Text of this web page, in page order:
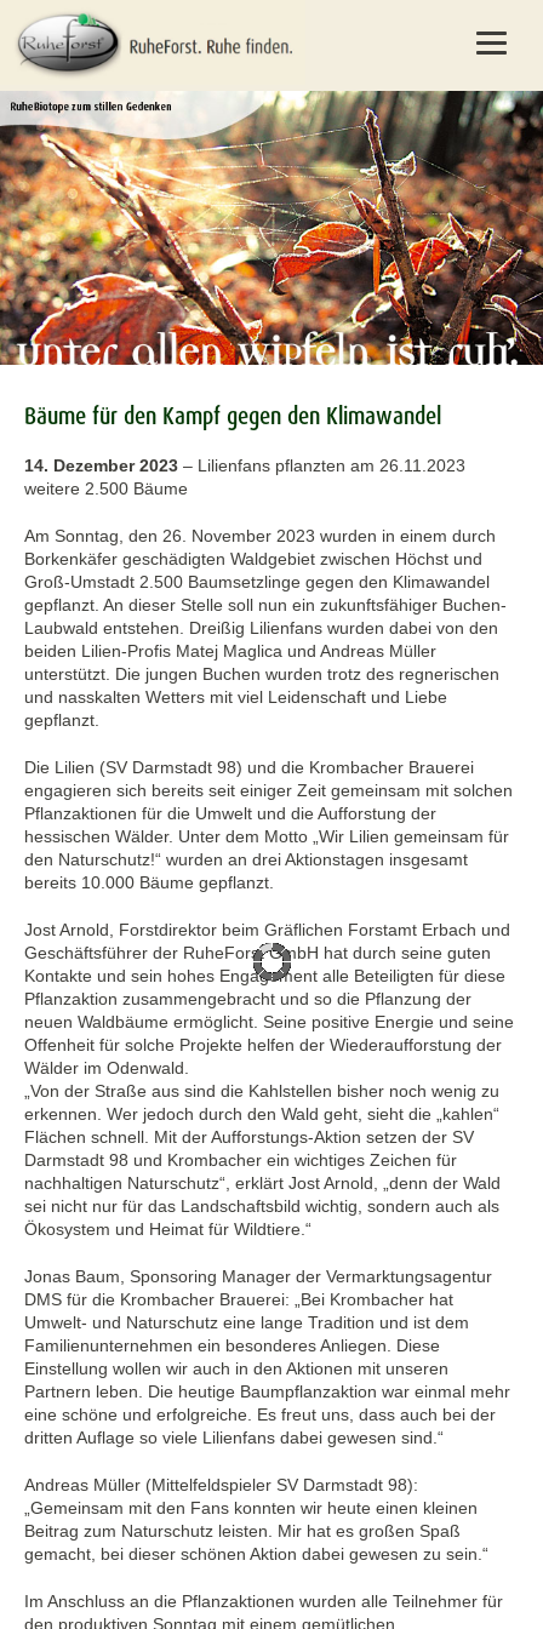
Bäume für den Kampf gegen den Klimawandel
14. Dezember 2023 – Lilienfans pflanzten am 26.11.2023
weitere 2.500 Bäume
Am Sonntag, den 26. November 2023 wurden in einem durch
Borkenkäfer geschädigten Waldgebiet zwischen Höchst und
Groß-Umstadt 2.500 Baumsetzlinge gegen den Klimawandel
gepflanzt. An dieser Stelle soll nun ein zukunftsfähiger Buchen-
Laubwald entstehen. Dreißig Lilienfans wurden dabei von den
beiden Lilien-Profis Matej Maglica und Andreas Müller
unterstützt. Die jungen Buchen wurden trotz des regnerischen
und nasskalten Wetters mit viel Leidenschaft und Liebe
gepflanzt.
Die Lilien (SV Darmstadt 98) und die Krombacher Brauerei
engagieren sich bereits seit einiger Zeit gemeinsam mit solchen
Pflanzaktionen für die Umwelt und die Aufforstung der
hessischen Wälder. Unter dem Motto „Wir Lilien gemeinsam für
den Naturschutz!“ wurden an drei Aktionstagen insgesamt
bereits 10.000 Bäume gepflanzt.
Jost Arnold, Forstdirektor beim Gräflichen Forstamt Erbach und
Geschäftsführer der RuheForst GmbH hat durch seine guten
Kontakte und sein hohes Engagement alle Beteiligten für diese
Pflanzaktion zusammengebracht und so die Pflanzung der
neuen Waldbäume ermöglicht. Seine positive Energie und seine
Offenheit für solche Projekte helfen der Wiederaufforstung der
Wälder im Odenwald.
„Von der Straße aus sind die Kahlstellen bisher noch wenig zu
erkennen. Wer jedoch durch den Wald geht, sieht die „kahlen“
Flächen schnell. Mit der Aufforstungs-Aktion setzen der SV
Darmstadt 98 und Krombacher ein wichtiges Zeichen für
nachhaltigen Naturschutz“, erklärt Jost Arnold, „denn der Wald
sei nicht nur für das Landschaftsbild wichtig, sondern auch als
Ökosystem und Heimat für Wildtiere.“
Jonas Baum, Sponsoring Manager der Vermarktungsagentur
DMS für die Krombacher Brauerei: „Bei Krombacher hat
Umwelt- und Naturschutz eine lange Tradition und ist dem
Familienunternehmen ein besonderes Anliegen. Diese
Einstellung wollen wir auch in den Aktionen mit unseren
Partnern leben. Die heutige Baumpflanzaktion war einmal mehr
eine schöne und erfolgreiche. Es freut uns, dass auch bei der
dritten Auflage so viele Lilienfans dabei gewesen sind.“
Andreas Müller (Mittelfeldspieler SV Darmstadt 98):
„Gemeinsam mit den Fans konnten wir heute einen kleinen
Beitrag zum Naturschutz leisten. Mir hat es großen Spaß
gemacht, bei dieser schönen Aktion dabei gewesen zu sein.“
Im Anschluss an die Pflanzaktionen wurden alle Teilnehmer für
den produktiven Sonntag mit einem gemütlichen